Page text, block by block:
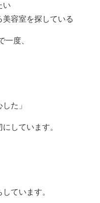
い
美容室を探している
一度、
た」
しています。
ています。